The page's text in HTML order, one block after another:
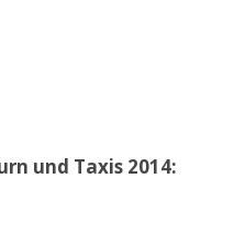
und Taxis 2014: